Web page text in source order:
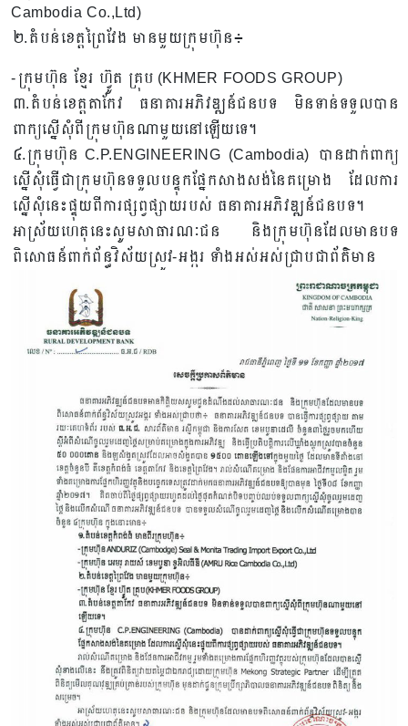
Cambodia Co.,Ltd)
២.តំបន់ខេត្តព្រៃវែង មានមួយក្រុមហ៊ុន៖
-ក្រុមហ៊ុន ខ្មែរ ហ៊្វូត គ្រុប (KHMER FOODS GROUP)
៣.តំបន់ខេត្តតាកែវ ធនាគារអភិវឌ្ឍន៍ជនបទ មិនទាន់ទទួលបាន
ពាក្យស្នើសុំពីក្រុមហ៊ុនណាមួយនៅឡើយទេ។
៤.ក្រុមហ៊ុន C.P.ENGINEERING (Cambodia) បានដាក់ពាក្យ
ស្នើសុំធ្វើជាក្រុមហ៊ុនទទួលបន្ទុកផ្នែកសាងសង់នៃគម្រោង ដែលការ
ស្នើសុំនេះផ្ទុយពីការផ្សព្វផ្សាយរបស់ ធនាគារអភិវឌ្ឍន៍ជនបទ។ ​​
អាស្រ័យហេតុនេះសូមសាធារណៈជន និងក្រុមហ៊ុនដែលមានបទ
ពិសោធន៍ពាក់ព័ន្ធវិស័យស្រូវ-អង្ករ ទាំងអស់អស់ជ្រាបជាព័ត៌មាន